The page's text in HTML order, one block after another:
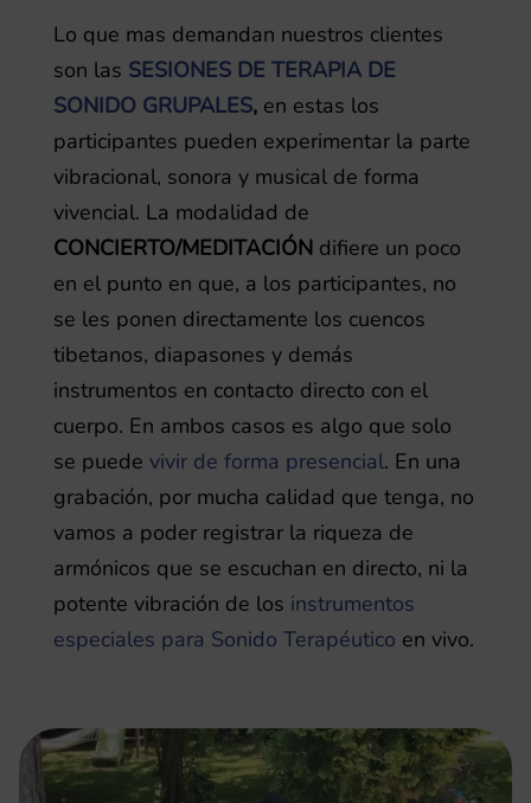
Lo que mas demandan nuestros clientes
son las SESIONES DE TERAPIA DE
SONIDO GRUPALES,en estas los
participantes pueden experimentar la parte
vibracional, sonora y musical de forma
vivencial. La modalidad de
CONCIERTO/MEDITACIÓNdifiere un poco
en el punto en que, a los participantes, no
se les ponen directamente los cuencos
tibetanos, diapasones y demás
instrumentos en contacto directo con el
cuerpo. En ambos casos es algo que solo
se puede vivir de forma presencial. En una
grabación, por mucha calidad que tenga, no
vamos a poder registrar la riqueza de
armónicos que se escuchan en directo, ni la
potente vibración de los instrumentos
especiales para Sonido Terapéutico en vivo.